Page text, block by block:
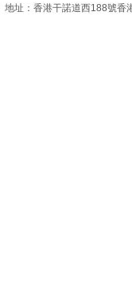
地址：香港干諾道西188號香